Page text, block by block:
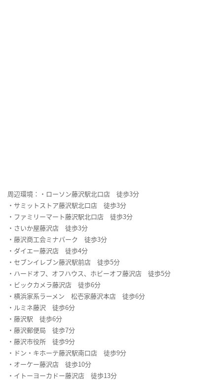
周辺環境：・ローソン藤沢駅北口店 徒歩3分
・サミットストア藤沢駅北口店 徒歩3分
・ファミリーマート藤沢駅北口店 徒歩3分
・さいか屋藤沢店 徒歩3分
・藤沢商工会ミナパーク 徒歩3分
・ダイエー藤沢店 徒歩4分
・セブンイレブン藤沢駅前店 徒歩5分
・ハードオフ、オフハウス、ホビーオフ藤沢店 徒歩5分
・ビックカメラ藤沢店 徒歩6分
・横浜家系ラーメン 松壱家藤沢本店 徒歩6分
・ルミネ藤沢 徒歩6分
・藤沢駅 徒歩6分
・藤沢郵便局 徒歩7分
・藤沢市役所 徒歩9分
・ドン・キホーテ藤沢駅南口店 徒歩9分
・オーケー藤沢店 徒歩10分
・イトーヨーカドー藤沢店 徒歩13分